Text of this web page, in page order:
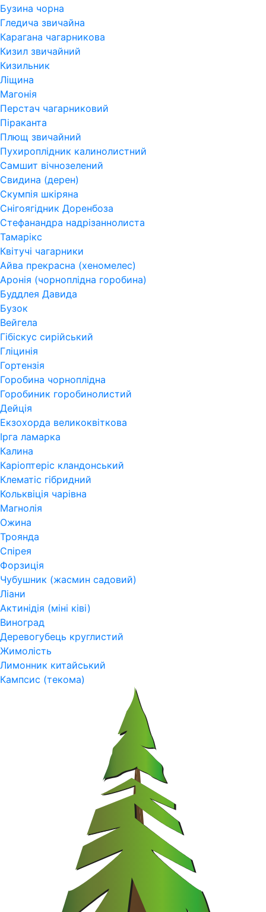
Бузина чорна
Гледича звичайна
Карагана чагарникова
Кизил звичайний
Кизильник
Ліщина
Магонія
Перстач чагарниковий
Піраканта
Плющ звичайний
Пухироплідник калинолистний
Самшит вічнозелений
Свидина (дерен)
Скумпія шкіряна
Снігоягідник Доренбоза
Стефанандра надрізаннолиста
Тамарікс
Квітучі чагарники
Айва прекрасна (хеномелес)
Аронія (чорноплідна горобина)
Буддлея Давида
Бузок
Вейгела
Гібіскус сирійський
Гліцинія
Гортензія
Горобина чорноплідна
Горобиник горобинолистий
Дейція
Екзохорда великоквіткова
Ірга ламарка
Калина
Каріоптеріс кландонський
Клематіс гібридний
Кольквіція чарівна
Магнолія
Ожина
Троянда
Спірея
Форзиція
Чубушник (жасмин садовий)
Ліани
Актинідія (міні ківі)
Виноград
Деревогубець круглистий
Жимолість
Лимонник китайський
Кампсис (текома)